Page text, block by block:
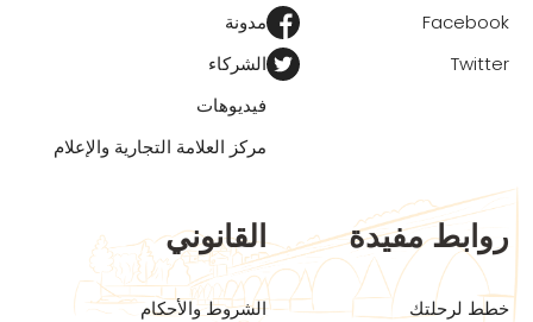
Facebook
Twitter
مدونة
الشركاء
فيديوهات
مركز العلامة التجارية والإعلام
روابط مفيدة
خطط لرحلتك
القانوني
الشروط والأحكام